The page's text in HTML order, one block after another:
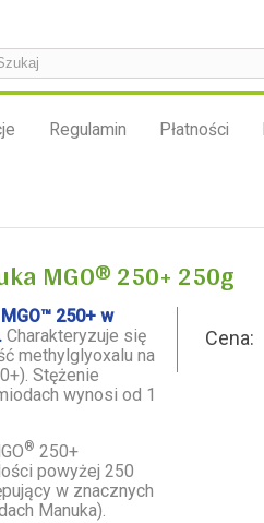
Regulamin Płatności
MGO® 250+ 250g
250+ w
Charakteryzuje się
methylglyoxalu na
Stężenie
wynosi od 1
® 250+
powyżej 250
w znacznych
Manuka).
Cena: